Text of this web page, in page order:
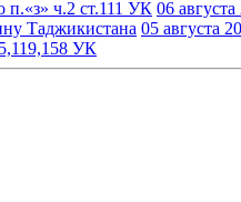
ч.2 ст.111 УК 06 августа
Таджикистана 05 августа
УК